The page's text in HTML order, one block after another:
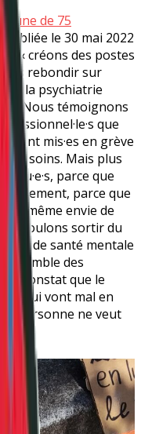
de 75
, publiée le 30 mai 2022
: « créons des postes
rebondir sur
de la psychiatrie
Nous témoignons
que
sont mis·es en grève
soins. Mais plus
parce que
parce que
même envie de
voulons sortir du
de santé mentale
des
constat que le
qui vont mal en
Personne ne veut